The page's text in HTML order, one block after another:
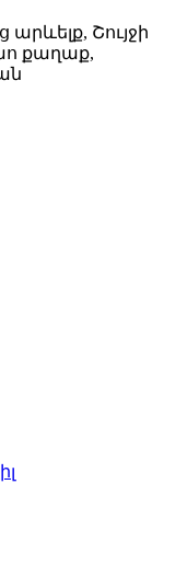
արևելք, Շույջի
քաղաք,